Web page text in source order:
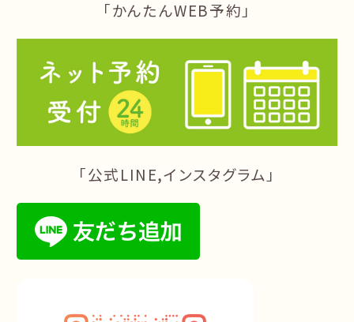
「かんたんWEB予約」
「公式LINE,インスタグラム」